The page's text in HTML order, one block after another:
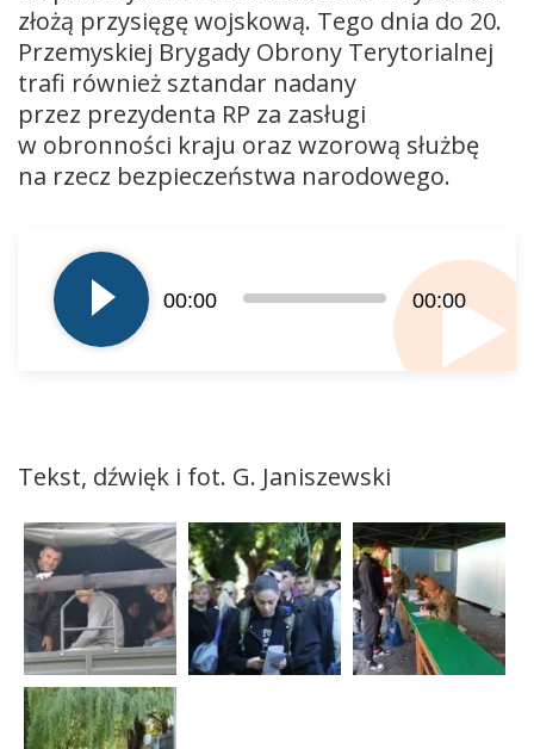
złożą przysięgę wojskową. Tego dnia do 20.
Przemyskiej Brygady Obrony Terytorialnej
trafi również sztandar nadany
przez prezydenta RP za zasługi
w obronności kraju oraz wzorową służbę
na rzecz bezpieczeństwa narodowego.
plików
dźwiękowych
00:00 00:00
Tekst, dźwięk i fot. G. Janiszewski